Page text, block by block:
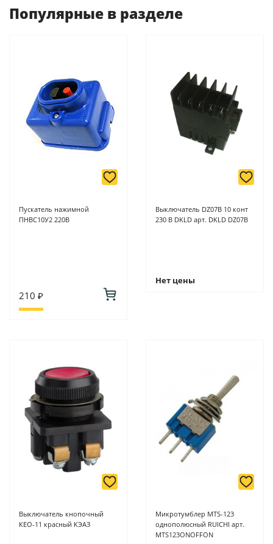
Для юридических лиц: переводом на расчетный счет при
онлайн оплате заказа на сайте.
Подробнее о способах оплаты можно узнать здесь - "Оплата"
Популярные в разделе
Пускатель нажимной
ПНВС10У2 220В
210 ₽
Выключатель DZ07B 10 конт
230 В DKLD арт. DKLD DZ07B
Нет цены
Выключатель кнопочный
КЕО-11 красный КЭАЗ
Микротумблер MTS-123
однополюсный RUICHI арт.
MTS123ONOFFON